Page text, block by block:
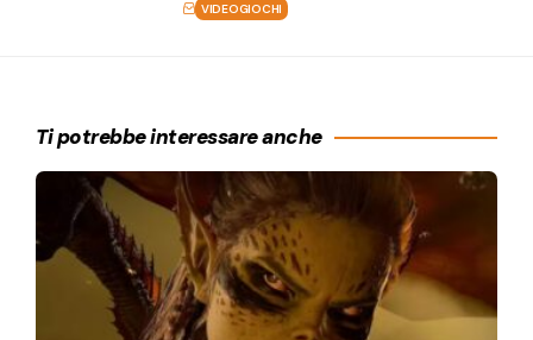
VIDEOGIOCHI
Ti potrebbe interessare anche